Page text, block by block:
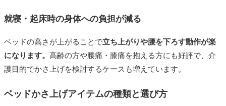
就寝・起床時の身体への負担が減る
ベッドの高さが上がることで立ち上がりや腰を下ろす動作が楽
になります。 高齢の方や腰痛・膝痛を抱える方にも好評で、介
護目的でかさ上げを検討するケースも増えています。
ベッドかさ上げアイテムの種類と選び方